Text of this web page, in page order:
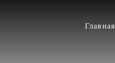
Главная